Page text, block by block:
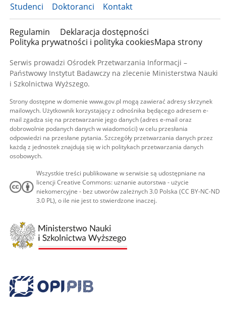
Studenci Doktoranci Kontakt
Regulamin
Deklaracja dostępności
Polityka prywatności i polityka cookiesMapa strony
Serwis prowadzi Ośrodek Przetwarzania Informacji –
Państwowy Instytut Badawczy na zlecenie Ministerstwa Nauki
i Szkolnictwa Wyższego.
Strony dostępne w domenie www.gov.pl mogą zawierać adresy skrzynek
mailowych. Użytkownik korzystający z odnośnika będącego adresem e-
mail zgadza się na przetwarzanie jego danych (adres e-mail oraz
dobrowolnie podanych danych w wiadomości) w celu przesłania
odpowiedzi na przesłane pytania. Szczegóły przetwarzania danych przez
każdą z jednostek znajdują się w ich politykach przetwarzania danych
osobowych.
Wszystkie treści publikowane w serwisie są udostępniane na
licencji Creative Commons: uznanie autorstwa - użycie
niekomercyjne - bez utworów zależnych 3.0 Polska (CC BY-NC-ND
3.0 PL), o ile nie jest to stwierdzone inaczej.